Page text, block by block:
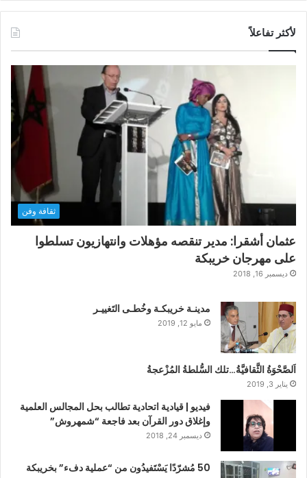
لأكثر تفاعلاً
ثقافة وفن
عثمان أشقرا: مدير تنقصه مؤهلات وانتهازيون تسلطوا
على مهرجان خريبكة
ديسمبر 16, 2018
مدينـة خريبكـة وخُطـى التَغييـر
مايو 12, 2019
اَلصَّحْوَةُ الثَّقافيَّةُ…تلك السُّلطةُ المُزْعجةُ
يناير 3, 2019
فيديو | قيادية اتحادية تطالب بحل المجالس العلمية
وإغلاق دور القرآن بعد فاجعة “شمهروش”
ديسمبر 24, 2018
50 مُشرّدًا يَسْتَفيدُون من “عملية دفء” بخريبكة